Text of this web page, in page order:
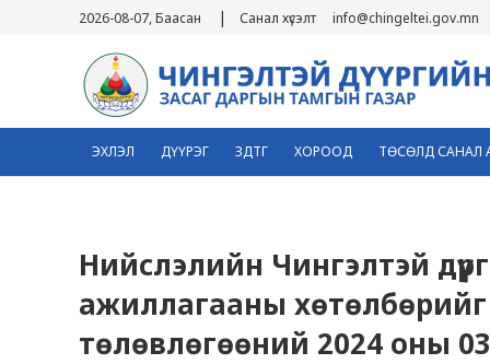
2026-08-07, Баасан | Санал хүсэлт info@chingeltei.gov.mn
ЭХЛЭЛ ДҮҮРЭГ ЗДТГ ХОРООД ТӨСӨЛД САНАЛ
Нийслэлийн Чингэлтэй
ажиллагааны хөтөлбөрийг
төлөвлөгөөний 2024 оны